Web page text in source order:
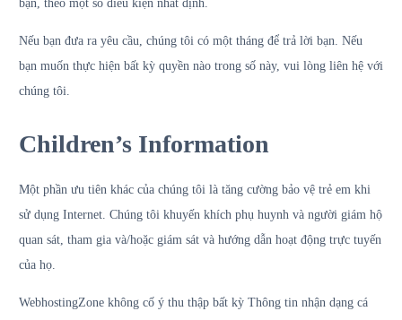
bạn, theo một số điều kiện nhất định.
Nếu bạn đưa ra yêu cầu, chúng tôi có một tháng để trả lời bạn. Nếu
bạn muốn thực hiện bất kỳ quyền nào trong số này, vui lòng liên hệ với
chúng tôi.
Children’s Information
Một phần ưu tiên khác của chúng tôi là tăng cường bảo vệ trẻ em khi
sử dụng Internet. Chúng tôi khuyến khích phụ huynh và người giám hộ
quan sát, tham gia và/hoặc giám sát và hướng dẫn hoạt động trực tuyến
của họ.
WebhostingZone không cố ý thu thập bất kỳ Thông tin nhận dạng cá